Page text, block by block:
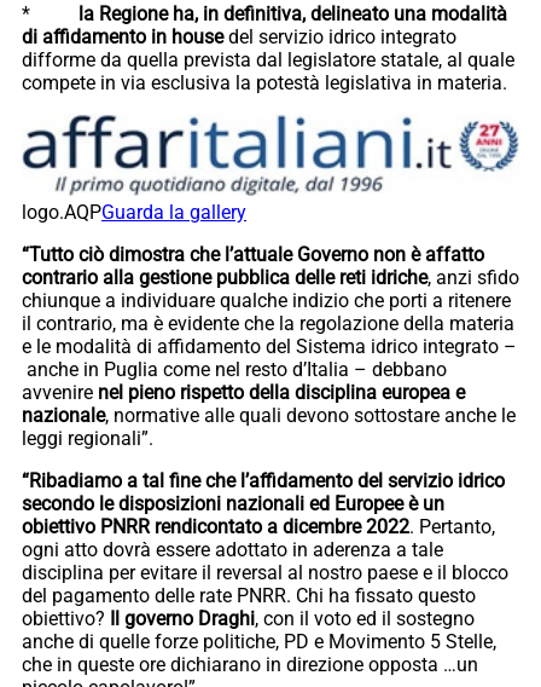
*
la Regione ha, in definitiva, delineato una modalità
di affidamento in housedel servizio idrico integrato
difforme da quella prevista dal legislatore statale, al quale
compete in via esclusiva la potestà legislativa in materia.
logo.AQPGuarda la gallery
“Tutto ciò dimostra che l’attuale Governo non è affatto
contrario alla gestione pubblica delle reti idriche, anzi sfido
chiunque a individuare qualche indizio che porti a ritenere
il contrario, ma è evidente che la regolazione della materia
e le modalità di affidamento del Sistema idrico integrato –
anche in Puglia come nel resto d’Italia – debbano
avvenire nel pieno rispetto della disciplina europea e
nazionale, normative alle quali devono sottostare anche le
leggi regionali”.
“Ribadiamo a tal fine che l’affidamento del servizio idrico
secondo le disposizioni nazionali ed Europee è un
obiettivo PNRR rendicontato a dicembre 2022. Pertanto,
ogni atto dovrà essere adottato in aderenza a tale
disciplina per evitare il reversal al nostro paese e il blocco
del pagamento delle rate PNRR. Chi ha fissato questo
obiettivo?
Il governo Draghi, con il voto ed il sostegno
anche di quelle forze politiche, PD e Movimento 5 Stelle,
che in queste ore dichiarano in direzione opposta …un